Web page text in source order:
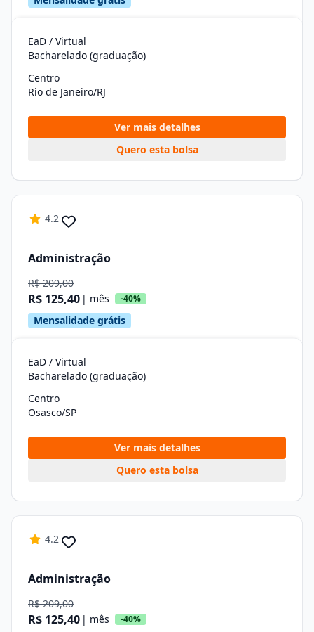
EaD / Virtual
Bacharelado (graduação)
Centro
Rio de Janeiro/RJ
Ver mais detalhes
Quero esta bolsa
4.2
Administração
R$ 209,00
R$ 125,40 | mês -40%
Mensalidade grátis
EaD / Virtual
Bacharelado (graduação)
Centro
Osasco/SP
Ver mais detalhes
Quero esta bolsa
4.2
Administração
R$ 209,00
R$ 125,40 | mês -40%